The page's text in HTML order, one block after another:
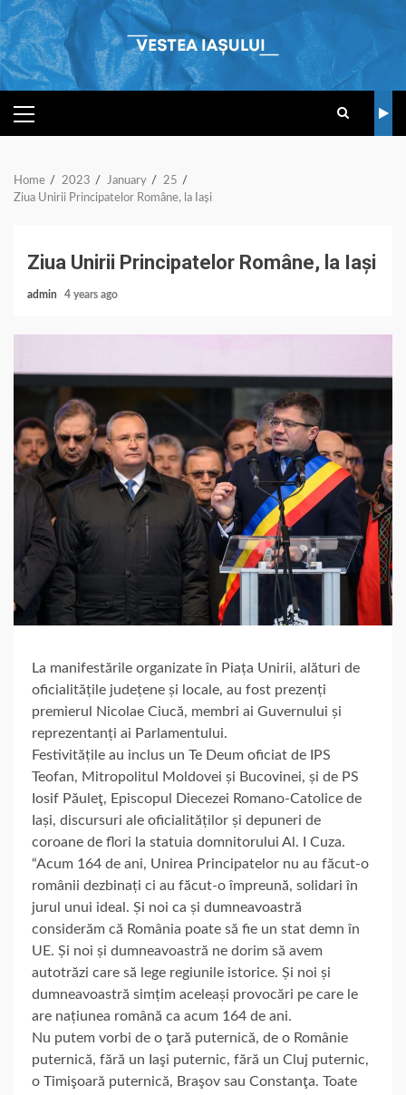
Skip
to
content
PRIMARY
MENU
Home 2023 January
25
Ziua Unirii Principatelor Române, la Iași
Ziua Unirii Principatelor Române, la Iași
admin 4 years ago
La manifestările organizate în Piața Unirii, alături de
oficialitățile județene și locale, au fost prezenți
premierul Nicolae Ciucă, membri ai Guvernului și
reprezentanți ai Parlamentului.
Festivitățile au inclus un Te Deum oficiat de IPS
Teofan, Mitropolitul Moldovei și Bucovinei, și de PS
Iosif Păuleţ, Episcopul Diecezei Romano-Catolice de
Iași, discursuri ale oficialităților și depuneri de
coroane de flori la statuia domnitorului Al. I Cuza.
“Acum 164 de ani, Unirea Principatelor nu au făcut-o
românii dezbinați ci au făcut-o împreună, solidari în
jurul unui ideal. Și noi ca și dumneavoastră
considerăm că România poate să fie un stat demn în
UE. Și noi și dumneavoastră ne dorim să avem
autotrăzi care să lege regiunile istorice. Și noi și
dumneavoastră simțim aceleași provocări pe care le
are națiunea română ca acum 164 de ani.
Nu putem vorbi de o ţară puternică, de o Românie
puternică, fără un Iaşi puternic, fără un Cluj puternic,
o Timişoară puternică, Braşov sau Constanţa. Toate